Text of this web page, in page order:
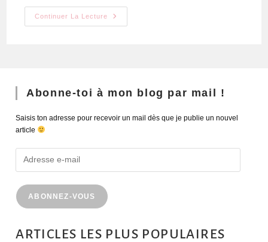
Continuer La Lecture
Abonne-toi à mon blog par mail !
Saisis ton adresse pour recevoir un mail dès que je publie un nouvel
article
ABONNEZ-VOUS
ARTICLES LES PLUS POPULAIRES